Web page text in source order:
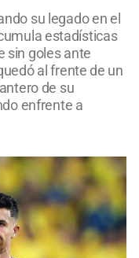
su legado en el
estadísticas
sin goles ante
al frente de un
de su
enfrente a